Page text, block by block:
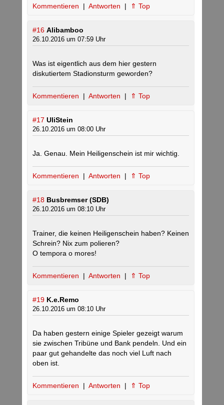
Kommentieren | Antworten | ⇑ Top
#16 Alibamboo
26.10.2016 um 07:59 Uhr
Was ist eigentlich aus dem hier gestern
diskutiertem Stadionsturm geworden?
Kommentieren | Antworten | ⇑ Top
#17 UliStein
26.10.2016 um 08:00 Uhr
Ja. Genau. Mein Heiligenschein ist mir wichtig.
Kommentieren | Antworten | ⇑ Top
#18 Busbremser (SDB)
26.10.2016 um 08:10 Uhr
Trainer, die keinen Heiligenschein haben? Keinen
Schrein? Nix zum polieren?
O tempora o mores!
Kommentieren | Antworten | ⇑ Top
#19 K.e.Remo
26.10.2016 um 08:10 Uhr
Da haben gestern einige Spieler gezeigt warum
sie zwischen Tribüne und Bank pendeln. Und ein
paar gut gehandelte das noch viel Luft nach
oben ist.
Kommentieren | Antworten | ⇑ Top